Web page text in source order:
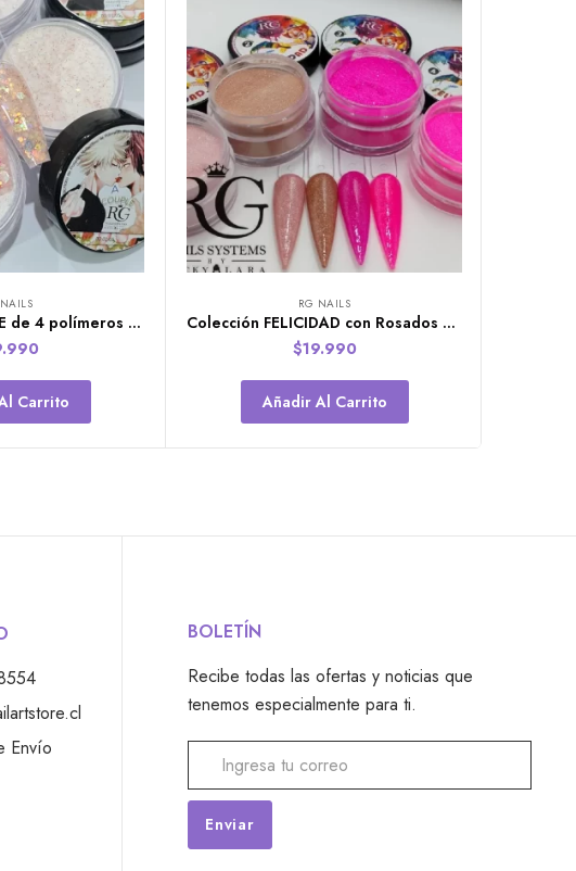
Colección COUPLE de 4 polímeros RG NAILS
Carrito
RG NAILS
Colección FELICIDAD con Rosados de 4 polímeros RG Nails
$19.990
Añadir Al Carrito
Envío
BOLETÍN
Recibe todas las ofertas y noticias que
tenemos especialmente para ti.